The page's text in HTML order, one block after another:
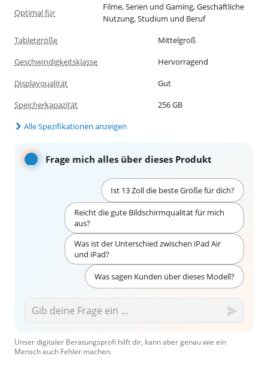
Optimal für
Filme, Serien und Gaming, Geschäftliche
Nutzung, Studium und Beruf
Tabletgröße
Mittelgroß
Geschwindigkeitsklasse
Hervorragend
Displayqualität
Gut
Speicherkapazität
256 GB
Alle Spezifikationen anzeigen
Frage mich alles über dieses Produkt
Ist 13 Zoll die beste Größe für dich?
Reicht die gute Bildschirmqualität für mich
aus?
Was ist der Unterschied zwischen iPad Air
und iPad?
Was sagen Kunden über dieses Modell?
Unser digitaler Beratungsprofi hilft dir, kann aber genau wie ein
Mensch auch Fehler machen.